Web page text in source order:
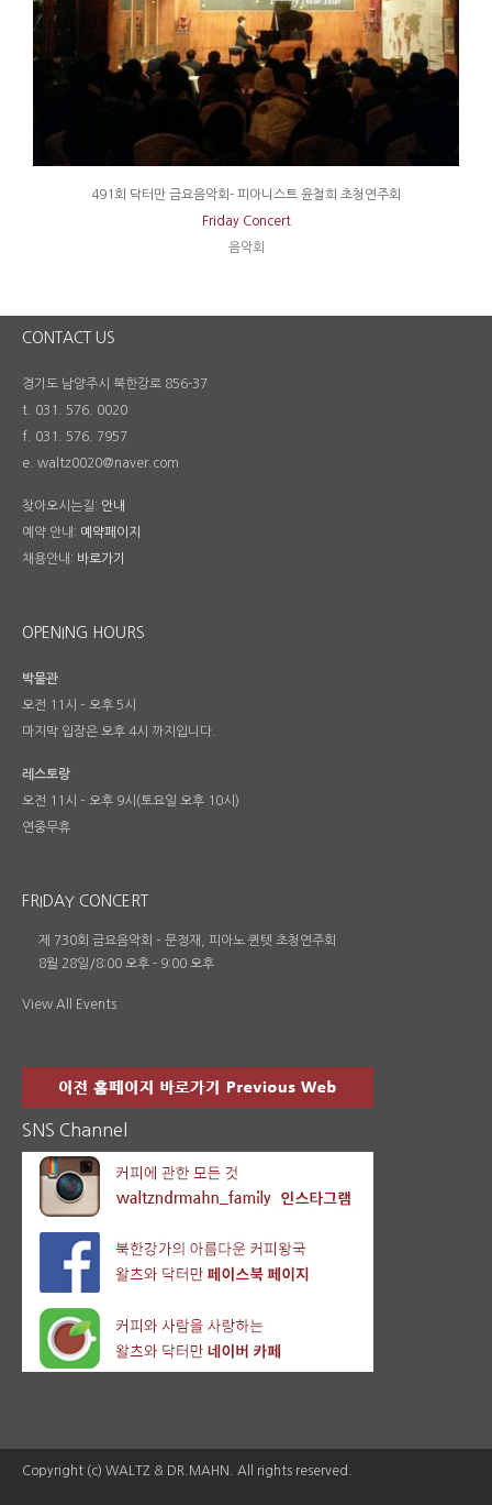
491회 닥터만 금요음악회- 피아니스트 윤철희 초청연주회
Friday Concert
음악회
CONTACT US
경기도 남양주시 북한강로 856-37
t. 031. 576. 0020
f. 031. 576. 7957
e. waltz0020@naver.com
찾아오시는길: 안내
예약 안내: 예약페이지
채용안내: 바로가기
OPENING HOURS
박물관
오전 11시 – 오후 5시
마지막 입장은 오후 4시 까지입니다.
레스토랑
오전 11시 – 오후 9시(토요일 오후 10시)
연중무휴
FRIDAY CONCERT
제 730회 금요음악회 – 문정재, 피아노 퀸텟 초청연주회
8월 28일/8:00 오후 - 9:00 오후
View All Events
SNS Channel
Copyright (c) WALTZ & DR.MAHN. All rights reserved.